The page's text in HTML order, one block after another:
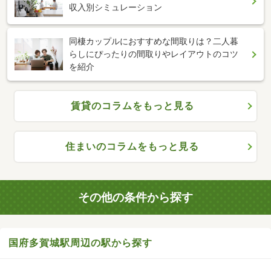
収入別シミュレーション
同棲カップルにおすすめな間取りは？二人暮
らしにぴったりの間取りやレイアウトのコツ
を紹介
賃貸のコラムをもっと見る
住まいのコラムをもっと見る
その他の条件から探す
国府多賀城駅周辺の駅から探す